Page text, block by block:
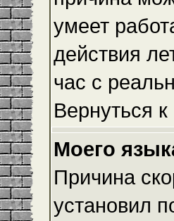
умеет
действия
час с
Вернуться
Моего
Причина
установил